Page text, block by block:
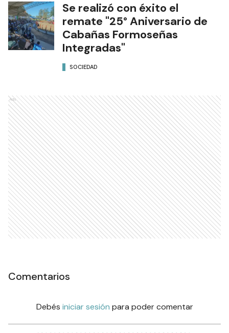
Se realizó con éxito el
remate "25° Aniversario de
Cabañas Formoseñas
Integradas"
SOCIEDAD
Ads
Comentarios
Debés iniciar sesión para poder comentar